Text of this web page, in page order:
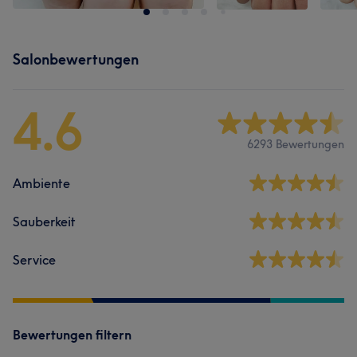
Salonbewertungen
4.6 6293 Bewertungen
Ambiente
Sauberkeit
Service
Bewertungen filtern